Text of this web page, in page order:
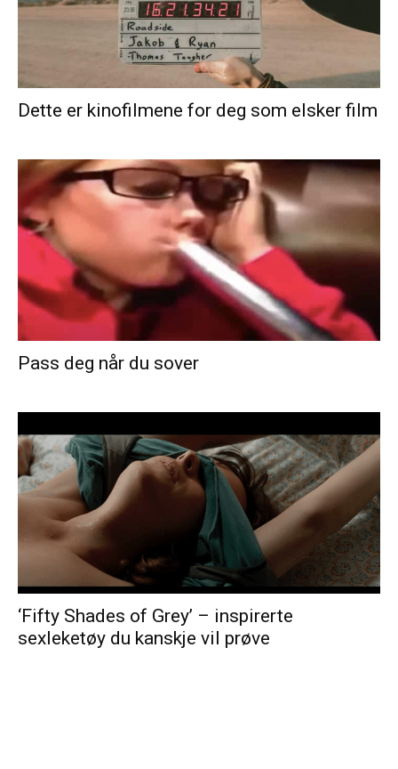
Dette er kinofilmene for deg som elsker film
Pass deg når du sover
‘Fifty Shades of Grey’ – inspirerte
sexleketøy du kanskje vil prøve